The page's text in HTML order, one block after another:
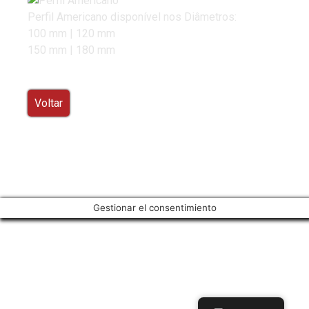
Perfil Americano disponível nos Diâmetros:
100 mm | 120 mm
150 mm | 180 mm
Voltar
Gestionar el consentimiento